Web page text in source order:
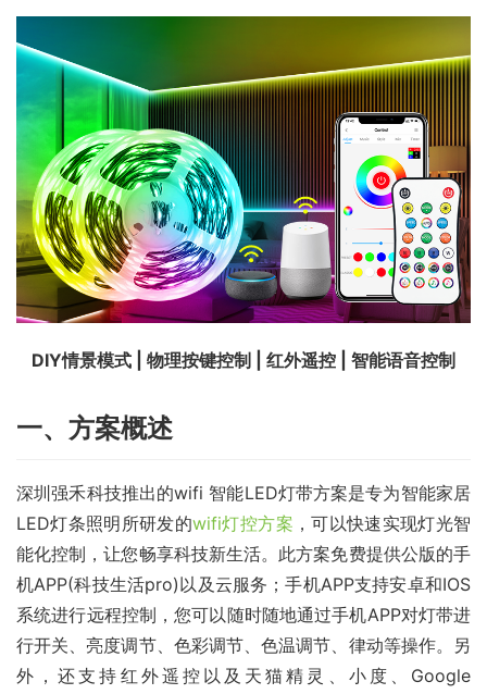
DIY情景模式 | 物理按键控制 | 红外遥控 | 智能语音控制
一、方案概述
深圳强禾科技推出的wifi 智能LED灯带方案是专为智能家居
LED灯条照明所研发的wifi灯控方案 ，可以快速实现灯光智
能化控制，让您畅享科技新生活。此方案免费提供公版的手
机APP(科技生活pro)以及云服务；手机APP支持安卓和IOS
系统进行远程控制，您可以随时随地通过手机APP对灯带进
行开关、亮度调节、色彩调节、色温调节、律动等操作。另
外，还支持红外遥控以及天猫精灵、小度、Google